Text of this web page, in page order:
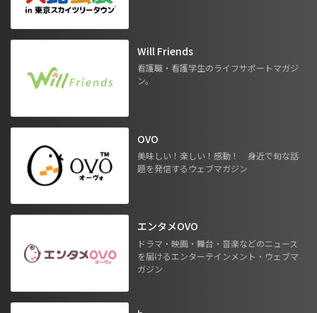
Will Friends
看護職・看護学生のライフサポートマガジ
ン。
OVO
美味しい！楽しい！感動！ 身近で旬な話
題を発信するウェブマガジン
エンタメOVO
ドラマ・映画・舞台・音楽などのニュース
を届けるエンターテインメント・ウェブマ
ガジン